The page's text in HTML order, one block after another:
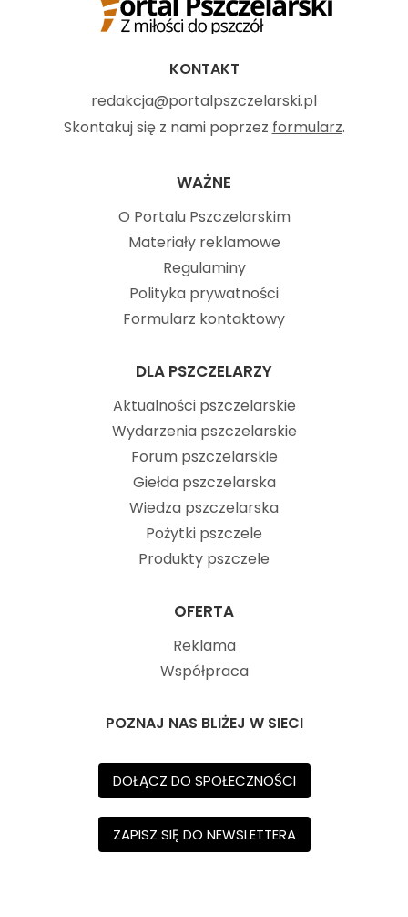
KONTAKT
redakcja@portalpszczelarski.pl
Skontakuj się z nami poprzez formularz.
WAŻNE
O Portalu Pszczelarskim
Materiały reklamowe
Regulaminy
Polityka prywatności
Formularz kontaktowy
DLA PSZCZELARZY
Aktualności pszczelarskie
Wydarzenia pszczelarskie
Forum pszczelarskie
Giełda pszczelarska
Wiedza pszczelarska
Pożytki pszczele
Produkty pszczele
OFERTA
Reklama
Współpraca
POZNAJ NAS BLIŻEJ W SIECI
DOŁĄCZ DO SPOŁECZNOŚCI
ZAPISZ SIĘ DO NEWSLETTERA